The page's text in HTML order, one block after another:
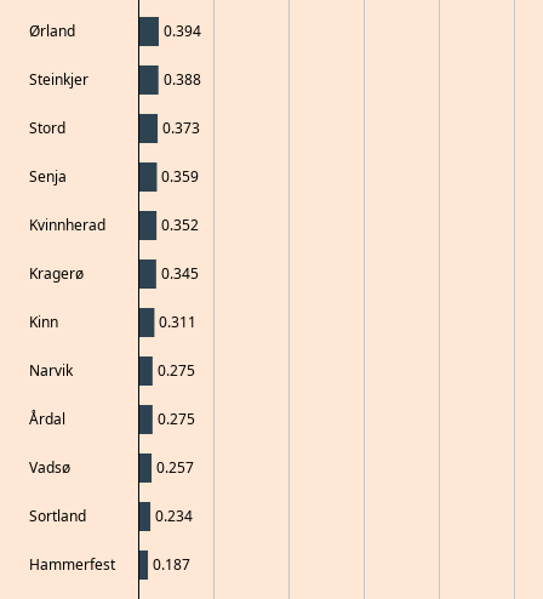
Ørland
Steinkjer
Stord
Senja
Kvinnherad
Kragerø
Kinn
Narvik
Årdal
Vadsø
Sortland
Hammerfest
0.394
0.388
0.373
0.359
0.352
0.345
0.311
0.275
0.275
0.257
0.234
0.187